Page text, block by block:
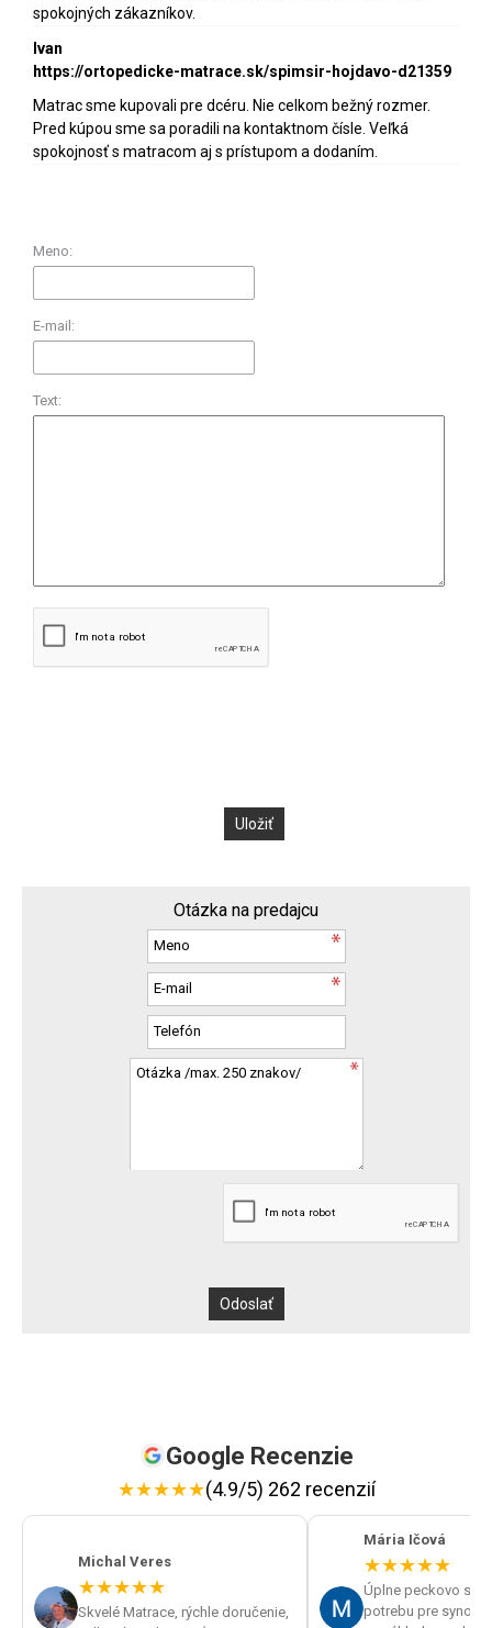
spokojných zákazníkov.
Ivan
https://ortopedicke-matrace.sk/spimsir-hojdavo-d21359
Matrac sme kupovali pre dcéru. Nie celkom bežný rozmer.
Pred kúpou sme sa poradili na kontaktnom čísle. Veľká
spokojnosť s matracom aj s prístupom a dodaním.
Meno:
E-mail:
Text:
Otázka na predajcu
Google Recenzie
★★★★★(4.9/5) 262 recenzií
Michal Veres
★★★★★
Skvelé Matrace, rýchle doručenie,
Mária Ičová
★★★★★
Úplne peckovo
potrebu pre synov